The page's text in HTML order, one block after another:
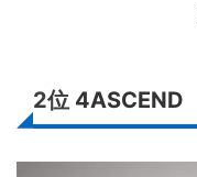
2位 4ASCEND